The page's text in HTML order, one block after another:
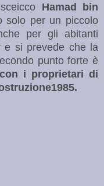
Hamad bin
solo per un piccolo
per gli abitanti
e si prevede che la
punto forte è
i proprietari di